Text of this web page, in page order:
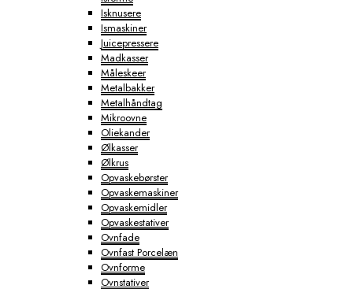
Isknusere
Ismaskiner
Juicepressere
Madkasser
Måleskeer
Metalbakker
Metalhåndtag
Mikroovne
Oliekander
Ølkasser
Ølkrus
Opvaskebørster
Opvaskemaskiner
Opvaskemidler
Opvaskestativer
Ovnfade
Ovnfast Porcelæn
Ovnforme
Ovnstativer